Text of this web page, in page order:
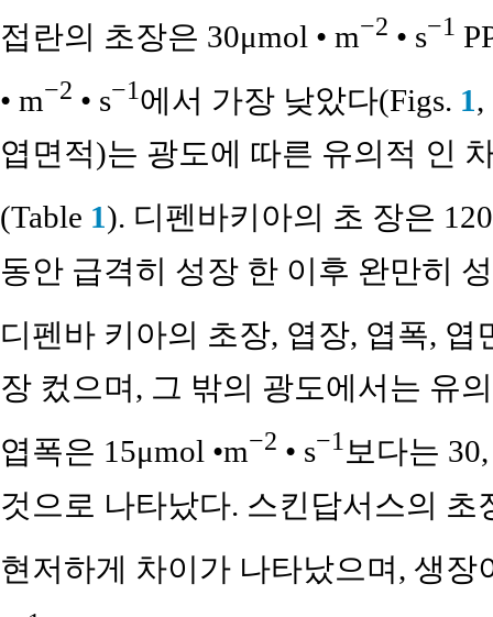
접란의 초장은 30μmol • m−2 • s−1
• m−2 • s−1에서 가장 낮았다(Figs. 1 ,
엽면적)는 광도에 따른 유의적 인
(Table 1). 디펜바키아의 초 장은
동안 급격히 성장 한 이후 완만히
디펜바 키아의 초장, 엽장, 엽폭, 엽
장 컸으며, 그 밖의 광도에서는 유
엽폭은 15μmol •m−2 • s−1 보다는
것으로 나타났다. 스킨답서스의 초
현저하게 차이가 나타났으며, 생장